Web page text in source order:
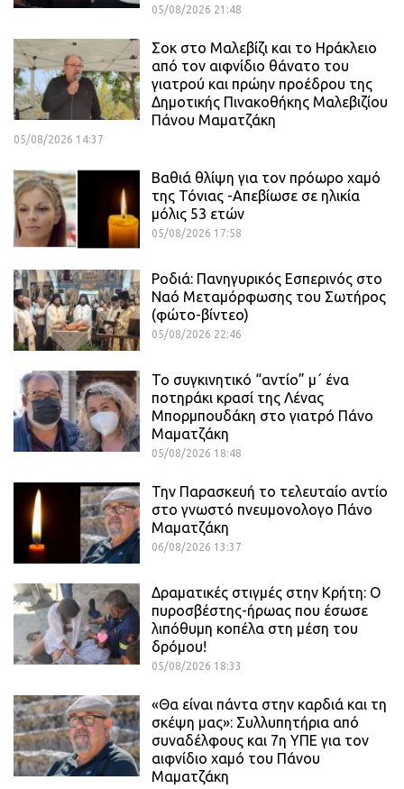
05/08/2026 21:48
Σοκ στο Μαλεβίζι και το Ηράκλειο
από τον αιφνίδιο θάνατο του
γιατρού και πρώην προέδρου της
Δημοτικής Πινακοθήκης Μαλεβιζίου
Πάνου Μαματζάκη
05/08/2026 14:37
Βαθιά θλίψη για τον πρόωρο χαμό
της Τόνιας -Απεβίωσε σε ηλικία
μόλις 53 ετών
05/08/2026 17:58
Ροδιά: Πανηγυρικός Εσπερινός στο
Ναό Μεταμόρφωσης του Σωτήρος
(φώτο-βίντεο)
05/08/2026 22:46
Το συγκινητικό “αντίο” μ΄ ένα
ποτηράκι κρασί της Λένας
Μπορμπουδάκη στο γιατρό Πάνο
Μαματζάκη
05/08/2026 18:48
Την Παρασκευή το τελευταίο αντίο
στο γνωστό πνευμονολογο Πάνο
Μαματζάκη
06/08/2026 13:37
Δραματικές στιγμές στην Κρήτη: Ο
πυροσβέστης-ήρωας που έσωσε
λιπόθυμη κοπέλα στη μέση του
δρόμου!
05/08/2026 18:33
«Θα είναι πάντα στην καρδιά και τη
σκέψη μας»: Συλλυπητήρια από
συναδέλφους και 7η ΥΠΕ για τον
αιφνίδιο χαμό του Πάνου
Μαματζάκη